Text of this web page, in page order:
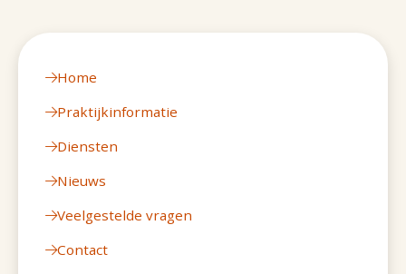
Home
Praktijkinformatie
Diensten
Nieuws
Veelgestelde vragen
Contact